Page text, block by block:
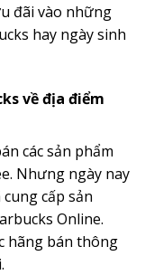
đãi vào những
hay ngày sinh
về địa điểm
các sản phẩm
Nhưng ngày nay
cấp sản
Online.
hãng bán thông